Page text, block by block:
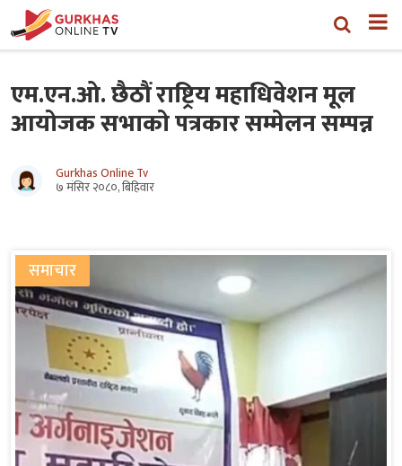
एम.एन.ओ. छैठौं राष्ट्रिय महाधिवेशन मूल
आयोजक सभाको पत्रकार सम्मेलन सम्पन्न
Gurkhas Online Tv
७ मंसिर २०८०, बिहिवार
समाचार